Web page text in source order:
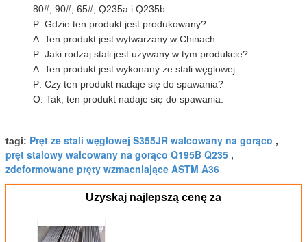
80#, 90#, 65#, Q235a i Q235b.
P: Gdzie ten produkt jest produkowany?
A: Ten produkt jest wytwarzany w Chinach.
P: Jaki rodzaj stali jest używany w tym produkcie?
A: Ten produkt jest wykonany ze stali węglowej.
P: Czy ten produkt nadaje się do spawania?
O: Tak, ten produkt nadaje się do spawania.
tagi: Pręt ze stali węglowej S355JR walcowany na gorąco ,
pręt stalowy walcowany na gorąco Q195B Q235 ,
zdeformowane pręty wzmacniające ASTM A36
Uzyskaj najlepszą cenę za